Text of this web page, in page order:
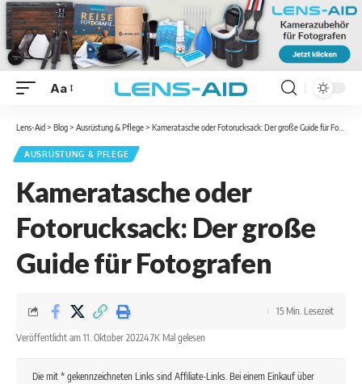
Aa
Lens-Aid > Blog> Ausrüstung & Pflege> Kameratasche oder Fotorucksack: Der große Guide für Fotografen
AUSRÜSTUNG & PFLEGE
Kameratasche oder
Fotorucksack: Der große
Guide für Fotografen
Veröffentlicht am 11. Oktober 20224.7K Mal gelesen
15 Min. Lesezeit
Die mit * gekennzeichneten Links sind Affiliate-Links. Bei einem Einkauf über